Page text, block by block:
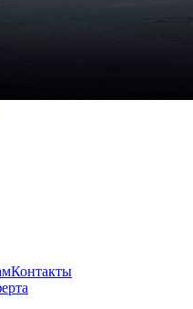
Контакты